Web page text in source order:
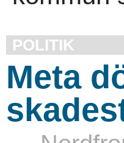
POLITIK
Meta